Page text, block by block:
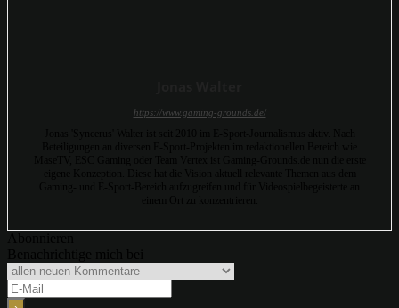
https://www.gaming-grounds.de/